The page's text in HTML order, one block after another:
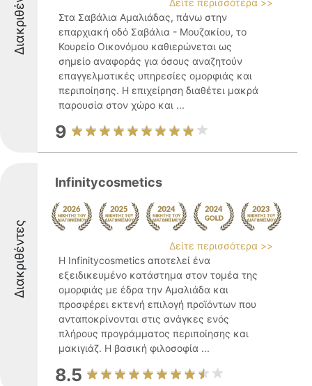
Δείτε περισσότερα >>
Στα Σαβάλια Αμαλιάδας, πάνω στην
επαρχιακή οδό Σαβάλια - Μουζακίου, το
Κουρείο Οικονόμου καθιερώνεται ως
σημείο αναφοράς για όσους αναζητούν
επαγγελματικές υπηρεσίες ομορφιάς και
περιποίησης. Η επιχείρηση διαθέτει μακρά
παρουσία στον χώρο και ...
9
Διακριθέντες
Infinitycosmetics
Δείτε περισσότερα >>
Η Infinitycosmetics αποτελεί ένα
εξειδικευμένο κατάστημα στον τομέα της
ομορφιάς με έδρα την Αμαλιάδα και
προσφέρει εκτενή επιλογή προϊόντων που
ανταποκρίνονται στις ανάγκες ενός
πλήρους προγράμματος περιποίησης και
μακιγιάζ. Η βασική φιλοσοφία ...
8.5